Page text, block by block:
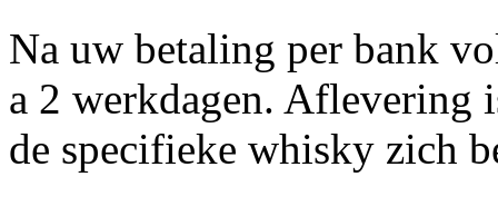
Na uw betaling per bank
a 2 werkdagen. Aflevering
de specifieke whisky zich